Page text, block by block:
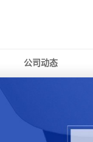
公司动态